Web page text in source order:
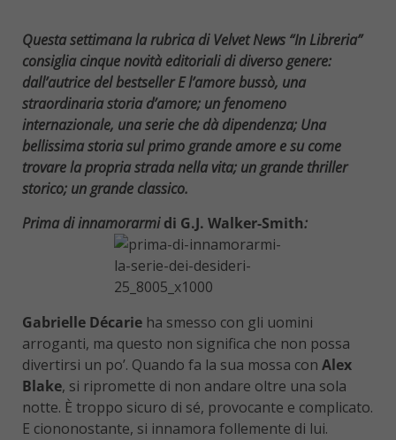
Questa settimana la rubrica di Velvet News “In Libreria”
consiglia cinque novità editoriali di diverso genere:
dall’autrice del bestseller E l’amore bussò, una
straordinaria storia d’amore; un fenomeno
internazionale, una serie che dà dipendenza; Una
bellissima storia sul primo grande amore e su come
trovare la propria strada nella vita; un grande thriller
storico; un grande classico.
Prima di innamorarmidi G.J. Walker-Smith:
Gabrielle Décarie ha smesso con gli uomini
arroganti, ma questo non significa che non possa
divertirsi un po’. Quando fa la sua mossa con Alex
Blake, si ripromette di non andare oltre una sola
notte. È troppo sicuro di sé, provocante e complicato.
E ciononostante, si innamora follemente di lui.